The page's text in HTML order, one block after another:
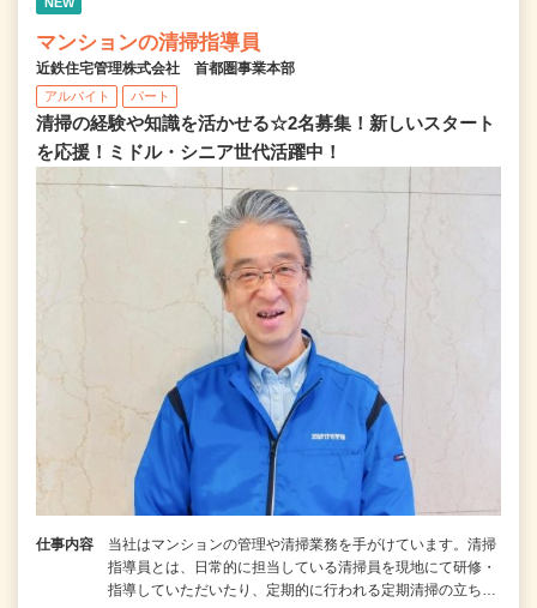
マンションの清掃指導員
近鉄住宅管理株式会社 首都圏事業本部
アルバイト パート
清掃の経験や知識を活かせる☆2名募集！新しいスタート
を応援！ミドル・シニア世代活躍中！
仕事内容
当社はマンションの管理や清掃業務を手がけています。清掃
指導員とは、日常的に担当している清掃員を現地にて研修・
指導していただいたり、定期的に行われる定期清掃の立ち…